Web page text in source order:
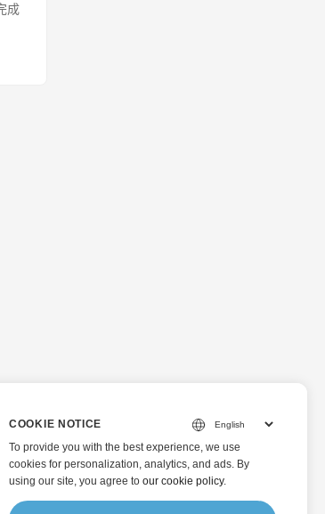
成
COOKIE NOTICE
To provide you with the best experience, we use
cookies for personalization, analytics, and ads. By
using our site, you agree to our cookie policy.